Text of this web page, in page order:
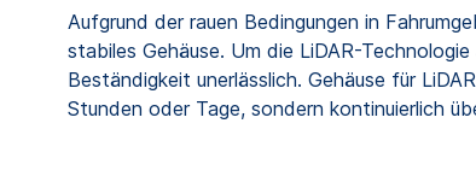
Aufgrund der rauen Bedingungen in
stabiles Gehäuse. Um die LiDAR-
Beständigkeit unerlässlich. Gehäuse für
Stunden oder Tage, sondern kontinuierlich